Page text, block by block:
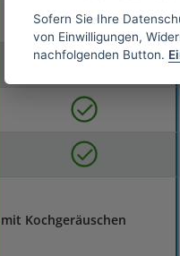
mit Kochgeräuschen
Sofern Sie Ihre
von Einwilligungen,
nachfolgenden Button.